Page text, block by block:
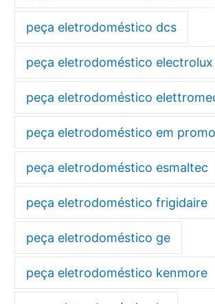
peça eletrodoméstico dcs
peça eletrodoméstico electrolux
peça eletrodoméstico
peça eletrodoméstico em
peça eletrodoméstico esmaltec
peça eletrodoméstico frigidaire
peça eletrodoméstico ge
peça eletrodoméstico kenmore